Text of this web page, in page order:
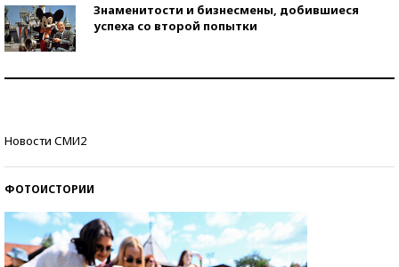
Знаменитости и бизнесмены, добившиеся
успеха со второй попытки
Новости СМИ2
ФОТОИСТОРИИ